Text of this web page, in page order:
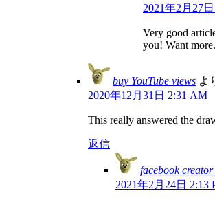
2021年2月27
Very good
you! Want more.
buy YouTube views よ
2020年12月31日 2:31 AM
This really answered the
返信
facebook
2021年2月24日 2:13